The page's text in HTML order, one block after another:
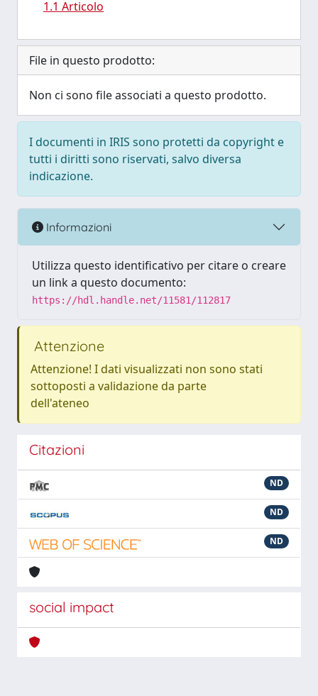
1.1 Articolo
File in questo prodotto:
Non ci sono file associati a questo prodotto.
I documenti in IRIS sono protetti da copyright e
tutti i diritti sono riservati, salvo diversa
indicazione.
Informazioni
Utilizza questo identificativo per citare o creare
un link a questo documento:
https://hdl.handle.net/11581/112817
Attenzione
Attenzione! I dati visualizzati non sono stati
sottoposti a validazione da parte
dell'ateneo
Citazioni
ND
ND
ND
social impact